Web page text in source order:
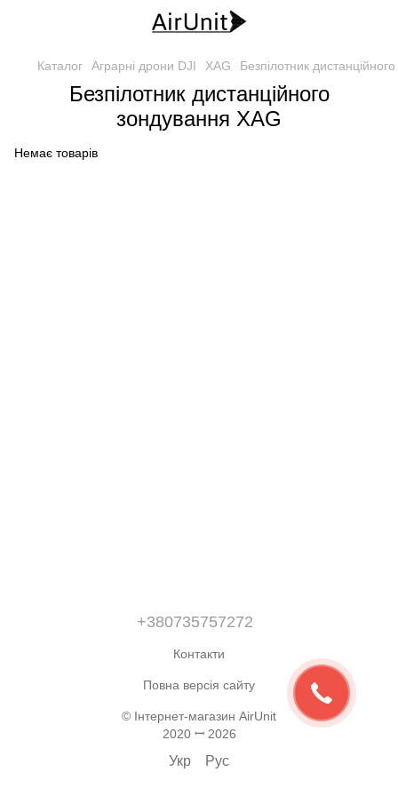
Каталог Аграрні дрони DJI XAG Безпілотник
Безпілотник дистанційного
зондування XAG
Немає товарів
+380735757272
Контакти
Повна версія сайту
© Інтернет-магазин AirUnit
2020 ꟷ 2026
Укр Рус